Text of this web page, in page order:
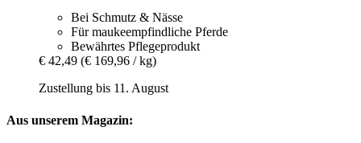
Bei Schmutz & Nässe
Für maukeempfindliche Pferde
Bewährtes Pflegeprodukt
€ 42,49 (€ 169,96 / kg)
Zustellung bis 11. August
Aus unserem Magazin: